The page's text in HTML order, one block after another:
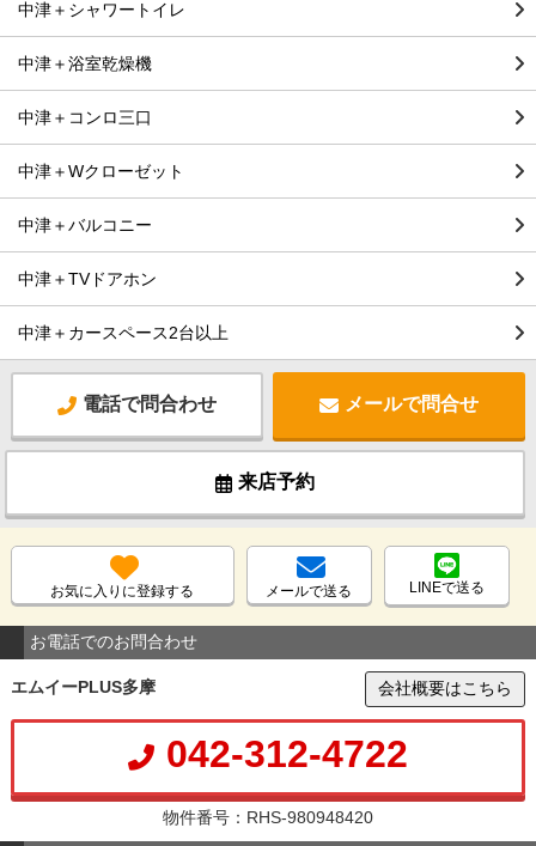
中津＋シャワートイレ
中津＋浴室乾燥機
中津＋コンロ三口
中津＋Wクローゼット
中津＋バルコニー
中津＋TVドアホン
中津＋カースペース2台以上
電話で問合わせ メールで問合せ
来店予約
お気に入りに登録する メールで送る LINEで送る
お電話でのお問合わせ
エムイーPLUS多摩 会社概要はこちら
042-312-4722
物件番号：RHS-980948420